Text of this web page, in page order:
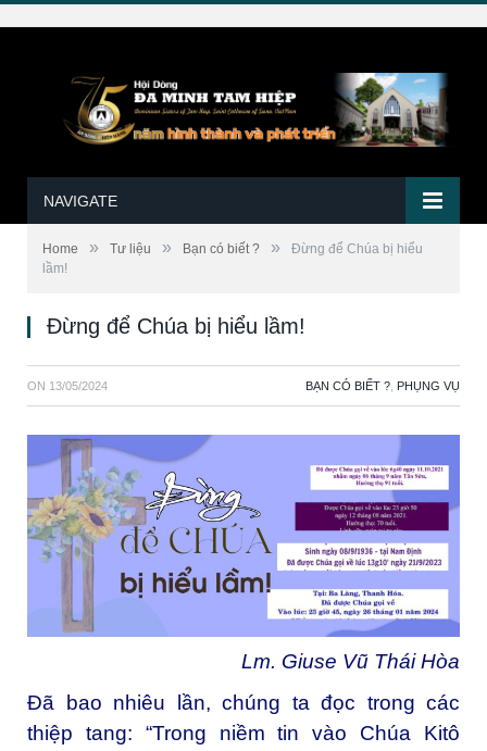
NAVIGATE
Home » Tư liệu » Bạn có biết ? »
Đừng để Chúa bị hiểu
lầm!
Đừng để Chúa bị hiểu lầm!
ON 13/05/2024 BẠN CÓ BIẾT ? PHỤNG VỤ
Lm. Giuse Vũ Thái Hòa
Đã bao nhiêu lần, chúng ta đọc trong các
thiệp tang: “Trong niềm tin vào Chúa Kitô